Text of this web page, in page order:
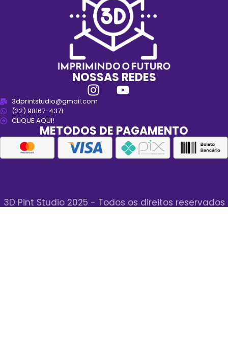
NOSSAS REDES
3dprintstudio@gmail.com
(22) 98167-4371
CLIQUE AQUI!
METODOS DE PAGAMENTO
3D Pint Studio 2025 - Todos os direitos reservados